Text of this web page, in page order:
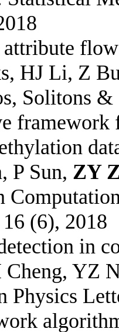
HJ Li, Z
Solitons
framework
P Sun, ZY
(6), 2018
in
YZ
Physics